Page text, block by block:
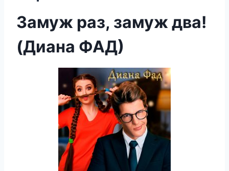
Замуж раз, замуж два!
(Диана ФАД)